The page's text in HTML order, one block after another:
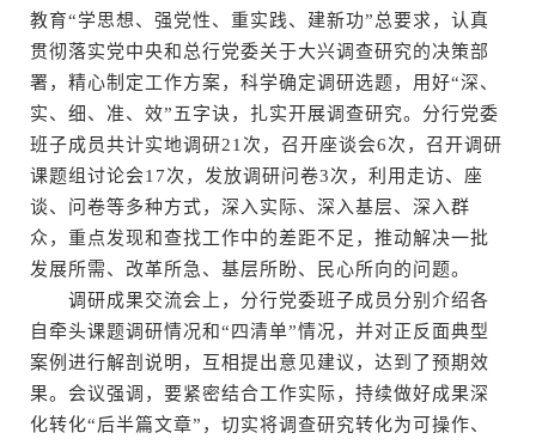
教育“学思想、强党性、重实践、建新功”总要求，认真
贯彻落实党中央和总行党委关于大兴调查研究的决策部
署，精心制定工作方案，科学确定调研选题，用好“深、
实、细、准、效”五字诀，扎实开展调查研究。分行党委
班子成员共计实地调研21次，召开座谈会6次，召开调研
课题组讨论会17次，发放调研问卷3次，利用走访、座
谈、问卷等多种方式，深入实际、深入基层、深入群
众，重点发现和查找工作中的差距不足，推动解决一批
发展所需、改革所急、基层所盼、民心所向的问题。
调研成果交流会上，分行党委班子成员分别介绍各
自牵头课题调研情况和“四清单”情况，并对正反面典型
案例进行解剖说明，互相提出意见建议，达到了预期效
果。会议强调，要紧密结合工作实际，持续做好成果深
化转化“后半篇文章”，切实将调查研究转化为可操作、